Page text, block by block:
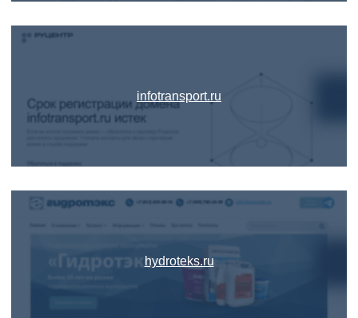
infotransport.ru
hydroteks.ru